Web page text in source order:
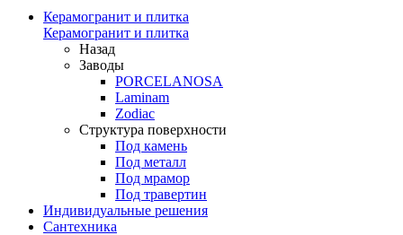
Керамогранит и плитка
Керамогранит и плитка
Назад
Заводы
PORCELANOSA
Laminam
Zodiac
Структура поверхности
Под камень
Под металл
Под мрамор
Под травертин
Индивидуальные решения
Сантехника